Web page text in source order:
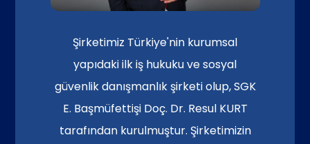
Şirketimiz Türkiye'nin kurumsal
yapıdaki ilk iş hukuku ve sosyal
güvenlik danışmanlık şirketi olup, SGK
E. Başmüfettişi Doç. Dr. Resul KURT
tarafından kurulmuştur. Şirketimizin